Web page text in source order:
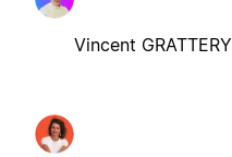
Vincent GRATTERY